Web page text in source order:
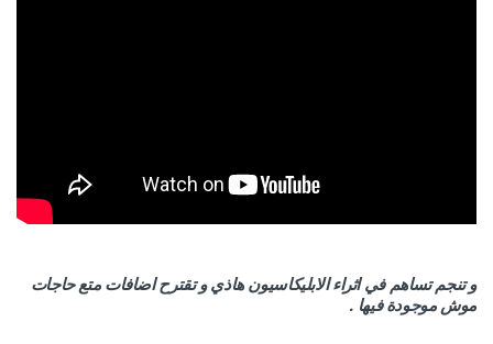
و تنجم تساهم في اثراء الابليكاسيون هاذي و تقترح اضافات متع حاجات
موش موجودة فيها .